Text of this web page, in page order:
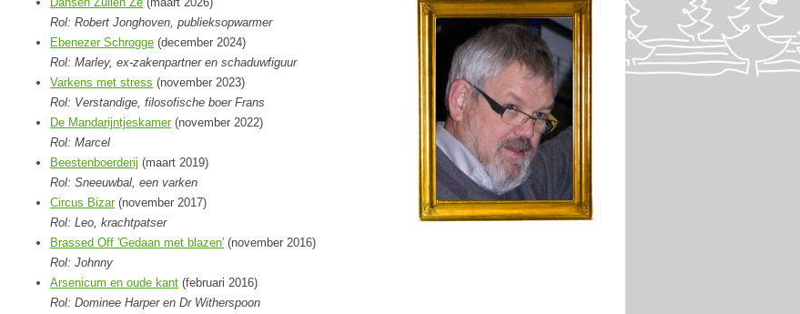
Rol: Robert Jonghoven, publieksopwarmer
Ebenezer Schrogge (december 2024)
Rol: Marley, ex-zakenpartner en schaduwfiguur
Varkens met stress (november 2023)
Rol: Verstandige, filosofische boer Frans
De Mandarijntjeskamer(november 2022)
Rol: Marcel
Beestenboerderij (maart 2019)
Rol: Sneeuwbal, een varken
Circus Bizar(november 2017)
Rol: Leo, krachtpatser
Brassed Off 'Gedaan met blazen' (november 2016)
Rol: Johnny
Arsenicum en oude kant (februari 2016)
Rol: Dominee Harper en Dr Witherspoon